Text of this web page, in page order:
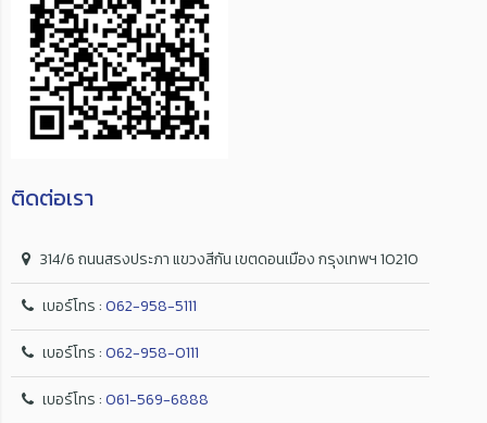
ติดต่อเรา
314/6 ถนนสรงประภา แขวงสีกัน เขตดอนเมือง กรุงเทพฯ 10210
เบอร์โทร :062-958-5111
เบอร์โทร :062-958-0111
เบอร์โทร :061-569-6888